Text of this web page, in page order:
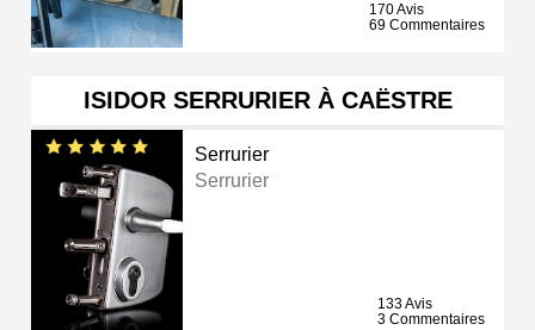
170 Avis
69 Commentaires
ISIDOR SERRURIER À CAËSTRE
Serrurier
Serrurier
133 Avis
3 Commentaires